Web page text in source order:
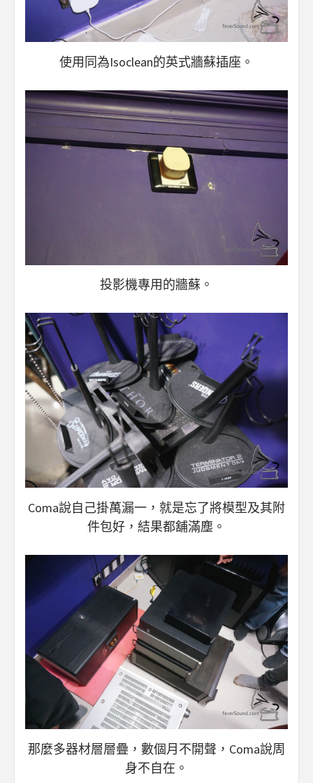
使用同為Isoclean的英式牆蘇插座。
投影機專用的牆蘇。
Coma說自己掛萬漏一，就是忘了將模型及其附
件包好，結果都舖滿塵。
那麼多器材層層疊，數個月不開聲，Coma說周
身不自在。